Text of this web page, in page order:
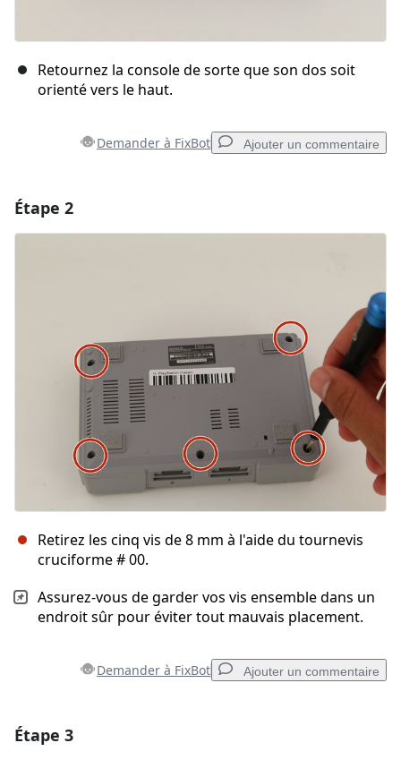
Retournez la console de sorte que son dos soit
orienté vers le haut.
Demander à FixBot Ajouter un commentaire
Publier un commentaire
Étape 2
Retirez les cinq vis de 8 mm à l'aide du tournevis
cruciforme # 00.
Assurez-vous de garder vos vis ensemble dans un
endroit sûr pour éviter tout mauvais placement.
Demander à FixBot Ajouter un commentaire
Étape 3